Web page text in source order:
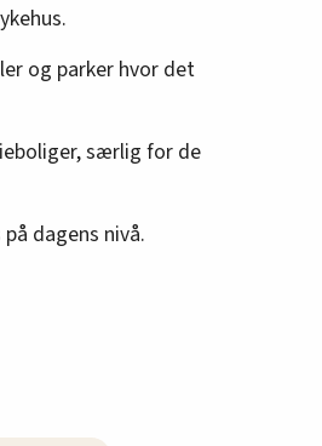
og parker hvor det
særlig for de
dagens nivå.